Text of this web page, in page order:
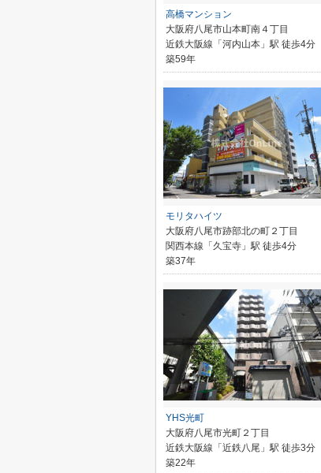
高橋マンション
大阪府八尾市山本町南４丁目
近鉄大阪線「河内山本」駅 徒歩4分
築59年
モリタハイツ
大阪府八尾市跡部北の町２丁目
関西本線「久宝寺」駅 徒歩4分
築37年
YHS光町
大阪府八尾市光町２丁目
近鉄大阪線「近鉄八尾」駅 徒歩3分
築22年